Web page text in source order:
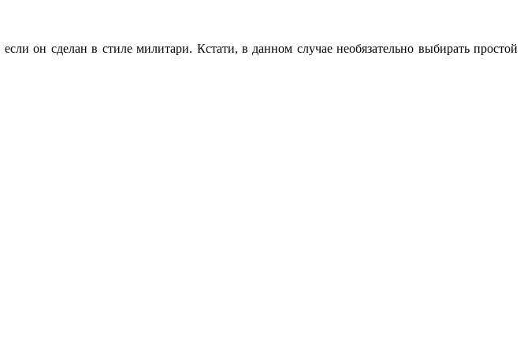
он сделан в стиле милитари. Кстати, в данном случае необязательно выбирать простой